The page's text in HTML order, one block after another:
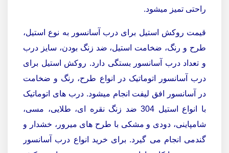
راحتی تمیز میشود.
قیمت روکش استیل برای درب آسانسور به نوع استیل،
طرح و رنگ، ضخامت استیل، ضد زنگ بودن، سایز درب
و تعداد درب آسانسور بستگی دارد. روکش استیل برای
درب آسانسور اتوماتیک در انواع طرح، رنگ و ضخامت
در آسانسور افق لیفت انجام میشود. درب های اتوماتیک
با انواع استیل 304 ضد زنگ نقره ای، طلایی، مسی،
شامپاینی، دودی و مشکی با طرح های میرور، خشدار و
گندمی انجام می گیرد. برای خرید انواع درب آسانسور